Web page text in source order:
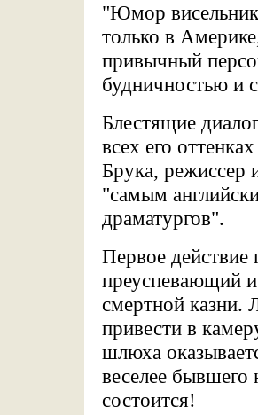
"Юмор
только в
привычный
будничностью и
Блестящие
всех его
Брука, режиссер
"самым
драматургов".
Первое
преуспевающий
смертной казни.
привести в
шлюха
веселее бывшего
состоится!